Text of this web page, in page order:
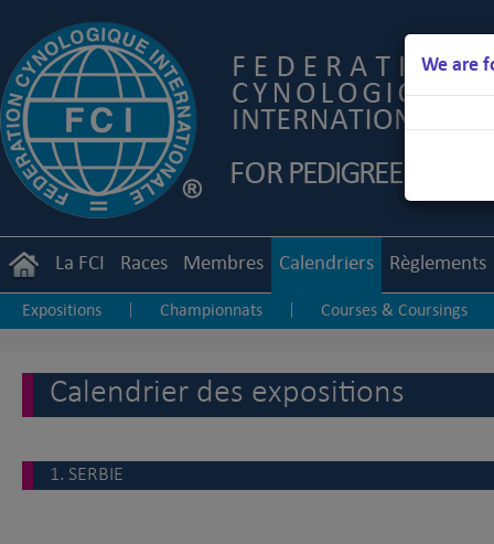
We are
La FCI Races Membres Calendriers Règlements
Expositions Championnats Courses & Coursings
Calendrier des expositions
1. SERBIE